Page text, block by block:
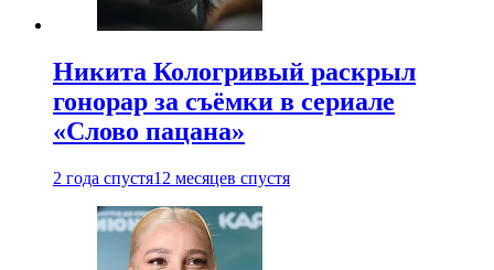
Никита Кологривый раскрыл
гонорар за съёмки в сериале
«Слово пацана»
2 года спустя12 месяцев спустя